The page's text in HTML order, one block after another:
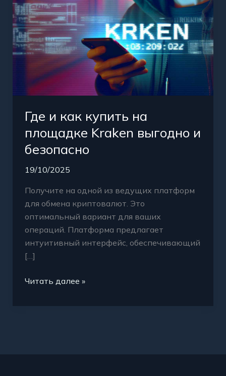
Где и как купить на
площадке Kraken выгодно и
безопасно
19/10/2025
Получите на одной из ведущих платформ
для обмена криптовалют. Это
оптимальный вариант для ваших
операций. Платформа предлагает
интуитивный интерфейс, обеспечивающий
[…]
и
безопасно
Читать далее »